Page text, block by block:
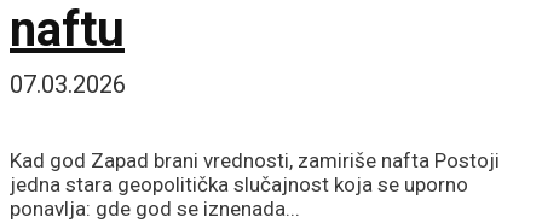
naftu
07.03.2026
Kad god Zapad brani vrednosti, zamiriše nafta Postoji
jedna stara geopolitička slučajnost koja se uporno
ponavlja: gde god se iznenada...